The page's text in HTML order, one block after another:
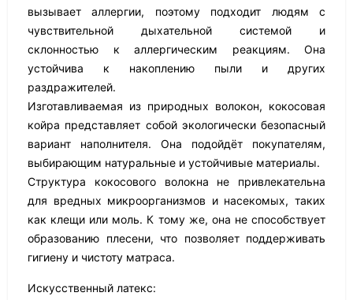
вызывает аллергии, поэтому подходит людям с
чувствительной дыхательной системой и
склонностью к аллергическим реакциям. Она
устойчива к накоплению пыли и других
раздражителей.
Изготавливаемая из природных волокон, кокосовая
койра представляет собой экологически безопасный
вариант наполнителя. Она подойдёт покупателям,
выбирающим натуральные и устойчивые материалы.
Структура кокосового волокна не привлекательна
для вредных микроорганизмов и насекомых, таких
как клещи или моль. К тому же, она не способствует
образованию плесени, что позволяет поддерживать
гигиену и чистоту матраса.
Искусственный латекс: